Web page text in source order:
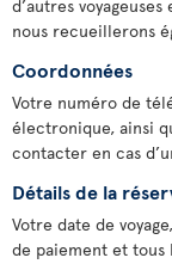
d’autres
nous recueillerons
Coordonnées
Votre numéro de
électronique, ainsi
contacter en cas
Détails de la
Votre date de
de paiement et tous